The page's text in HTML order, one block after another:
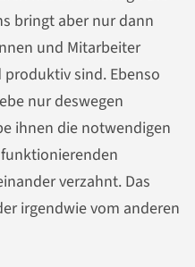
bringt aber nur dann
und Mitarbeiter
sind. Ebenso
nur deswegen
ihnen die notwendigen
verzahnt. Das
irgendwie vom anderen